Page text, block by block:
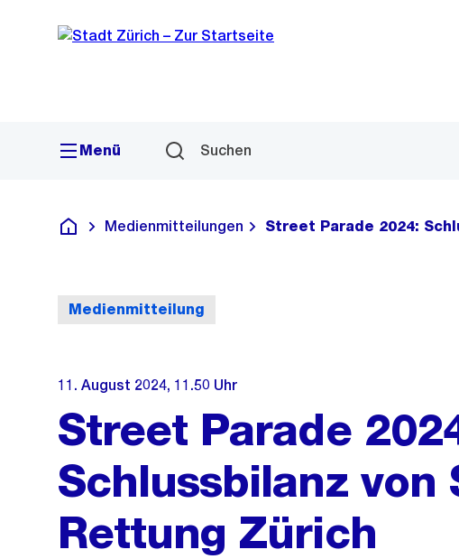
Navigation
Sprunglink
Menü Suchen
Deutsch
Medienmitteilungen Street Parade 2024:
Medienmitteilung
11. August 2024, 11.50 Uhr
Street Parade
Schlussbilanz von
Rettung Zürich